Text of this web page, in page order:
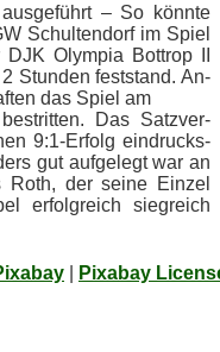
– So könn­te
Schul­ten­dorf im Spiel
Olym­pia Bot­trop II
Stun­den fest­stand. An­
das Spiel am
Das Satz­ver­
9:1‑Erfolg ein­drucks­
gut auf­ge­legt war an
Roth, der sei­ne Ein­zel
er­folg­reich sieg­reich
Pixabay